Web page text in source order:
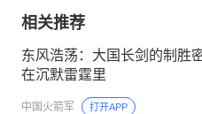
相关推荐
东风浩荡：大国长剑的制胜
在沉默雷霆里
中国火箭军 打开APP